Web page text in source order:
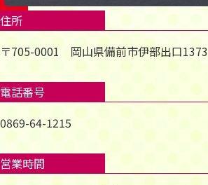
住所
〒705-0001 岡山県備前市伊部出口1373
電話番号
0869-64-1215
営業時間